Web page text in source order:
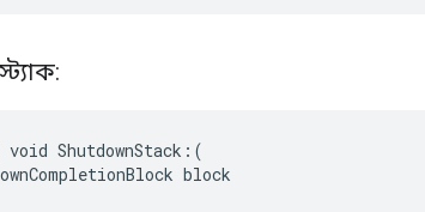
ShutdownStack:(
block